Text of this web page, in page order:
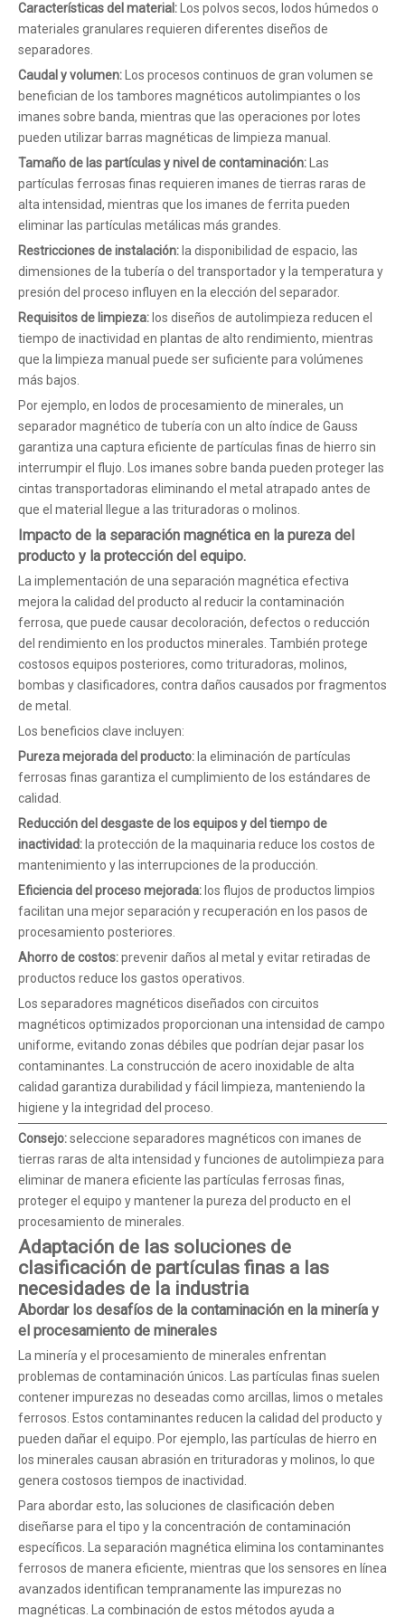
Características del material:
Los polvos secos, lodos húmedos o
materiales granulares requieren diferentes diseños de
separadores.
Caudal y volumen:
Los procesos continuos de gran volumen se
benefician de los tambores magnéticos autolimpiantes o los
imanes sobre banda, mientras que las operaciones por lotes
pueden utilizar barras magnéticas de limpieza manual.
Tamaño de las partículas y nivel de contaminación:
Las
partículas ferrosas finas requieren imanes de tierras raras de
alta intensidad, mientras que los imanes de ferrita pueden
eliminar las partículas metálicas más grandes.
Restricciones de instalación: la disponibilidad de espacio, las
dimensiones de la tubería o del transportador y la temperatura y
presión del proceso influyen en la elección del separador.
Requisitos de limpieza: los diseños de autolimpieza reducen el
tiempo de inactividad en plantas de alto rendimiento, mientras
que la limpieza manual puede ser suficiente para volúmenes
más bajos.
Por ejemplo, en lodos de procesamiento de minerales, un
separador magnético de tubería con un alto índice de Gauss
garantiza una captura eficiente de partículas finas de hierro sin
interrumpir el flujo. Los imanes sobre banda pueden proteger las
cintas transportadoras eliminando el metal atrapado antes de
que el material llegue a las trituradoras o molinos.
Impacto de la separación magnética en la pureza del
producto y la protección del equipo.
La implementación de una separación magnética efectiva
mejora la calidad del producto al reducir la contaminación
ferrosa, que puede causar decoloración, defectos o reducción
del rendimiento en los productos minerales. También protege
costosos equipos posteriores, como trituradoras, molinos,
bombas y clasificadores, contra daños causados ​​por fragmentos
de metal.
Los beneficios clave incluyen:
Pureza mejorada del producto: la eliminación de partículas
ferrosas finas garantiza el cumplimiento de los estándares de
calidad.
Reducción del desgaste de los equipos y del tiempo de
inactividad: la protección de la maquinaria reduce los costos de
mantenimiento y las interrupciones de la producción.
Eficiencia del proceso mejorada: los flujos de productos limpios
facilitan una mejor separación y recuperación en los pasos de
procesamiento posteriores.
Ahorro de costos:prevenir daños al metal y evitar retiradas de
productos reduce los gastos operativos.
Los separadores magnéticos diseñados con circuitos
magnéticos optimizados proporcionan una intensidad de campo
uniforme, evitando zonas débiles que podrían dejar pasar los
contaminantes. La construcción de acero inoxidable de alta
calidad garantiza durabilidad y fácil limpieza, manteniendo la
higiene y la integridad del proceso.
Consejo:seleccione separadores magnéticos con imanes de
tierras raras de alta intensidad y funciones de autolimpieza para
eliminar de manera eficiente las partículas ferrosas finas,
proteger el equipo y mantener la pureza del producto en el
procesamiento de minerales.
Adaptación de las soluciones de
clasificación de partículas finas a las
necesidades de la industria
Abordar los desafíos de la contaminación en la minería y
el procesamiento de minerales
La minería y el procesamiento de minerales enfrentan
problemas de contaminación únicos. Las partículas finas suelen
contener impurezas no deseadas como arcillas, limos o metales
ferrosos. Estos contaminantes reducen la calidad del producto y
pueden dañar el equipo. Por ejemplo, las partículas de hierro en
los minerales causan abrasión en trituradoras y molinos, lo que
genera costosos tiempos de inactividad.
Para abordar esto, las soluciones de clasificación deben
diseñarse para el tipo y la concentración de contaminación
específicos. La separación magnética elimina los contaminantes
ferrosos de manera eficiente, mientras que los sensores en línea
avanzados identifican tempranamente las impurezas no
magnéticas. La combinación de estos métodos ayuda a